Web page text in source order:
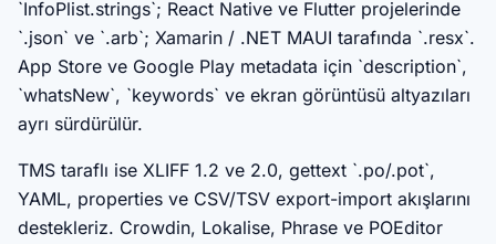
`InfoPlist.strings`; React Native ve Flutter projelerinde
`.json` ve `.arb`; Xamarin / .NET MAUI tarafında `.resx`.
App Store ve Google Play metadata için `description`,
`whatsNew`, `keywords` ve ekran görüntüsü altyazıları
ayrı sürdürülür.
TMS taraflı ise XLIFF 1.2 ve 2.0, gettext `.po/.pot`,
YAML, properties ve CSV/TSV export-import akışlarını
destekleriz. Crowdin, Lokalise, Phrase ve POEditor